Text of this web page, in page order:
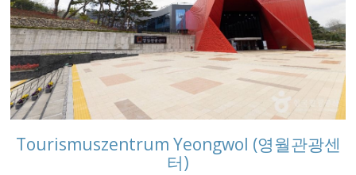
Tourismuszentrum Yeongwol (영월관광센
터)